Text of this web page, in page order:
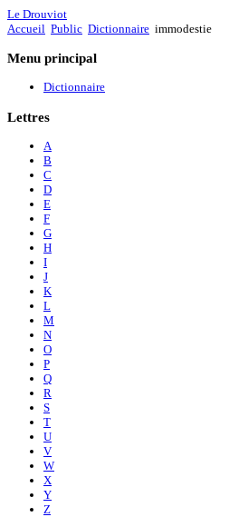
Le Drouviot
Accueil Public Dictionnaire immodestie
Menu principal
Dictionnaire
Lettres
A
B
C
D
E
F
G
H
I
J
K
L
M
N
O
P
Q
R
S
T
U
V
W
X
Y
Z